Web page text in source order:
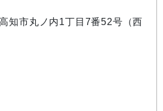
知市丸ノ内1丁目7番52号（西